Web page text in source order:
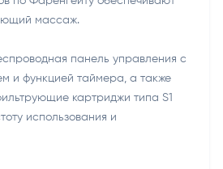
массаж.
панель управления с
и функцией таймера, а также
картриджи типа S1
использования и